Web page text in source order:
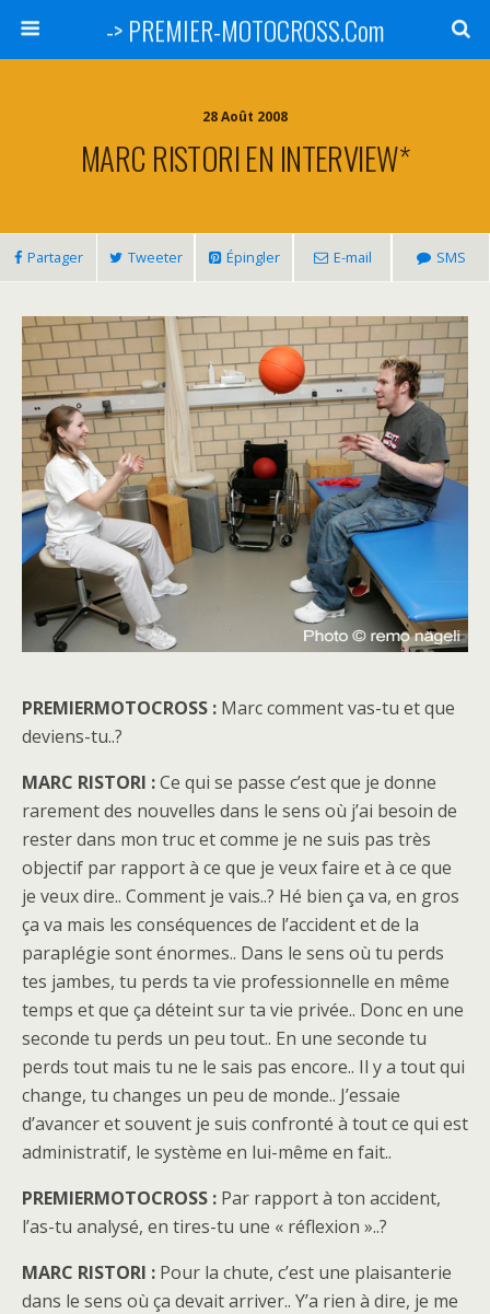
-> PREMIER-MOTOCROSS.Com
28 Août 2008
MARC RISTORI EN INTERVIEW*
Partager Tweeter Épingler E-mail SMS
PREMIERMOTOCROSS : Marc comment vas-tu et que
deviens-tu..?
MARC RISTORI :Ce qui se passe c’est que je donne
rarement des nouvelles dans le sens où j’ai besoin de
rester dans mon truc et comme je ne suis pas très
objectif par rapport à ce que je veux faire et à ce que
je veux dire.. Comment je vais..? Hé bien ça va, en gros
ça va mais les conséquences de l’accident et de la
paraplégie sont énormes.. Dans le sens où tu perds
tes jambes, tu perds ta vie professionnelle en même
temps et que ça déteint sur ta vie privée.. Donc en une
seconde tu perds un peu tout.. En une seconde tu
perds tout mais tu ne le sais pas encore.. Il y a tout qui
change, tu changes un peu de monde.. J’essaie
d’avancer et souvent je suis confronté à tout ce qui est
administratif, le système en lui-même en fait..
PREMIERMOTOCROSS : Par rapport à ton accident,
l’as-tu analysé, en tires-tu une « réflexion »..?
MARC RISTORI : Pour la chute, c’est une plaisanterie
dans le sens où ça devait arriver.. Y’a rien à dire, je me